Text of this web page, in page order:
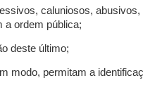
caluniosos,
a ordem pública;
deste último;
modo, permitam a